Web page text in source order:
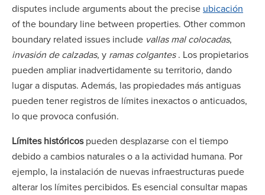
disputes include arguments about the precise ubicación
of the boundary line between properties. Other common
boundary related issues include vallas mal colocadas,
invasión de calzadas, y ramas colgantes. Los propietarios
pueden ampliar inadvertidamente su territorio, dando
lugar a disputas. Además, las propiedades más antiguas
pueden tener registros de límites inexactos o anticuados,
lo que provoca confusión.
Límites históricospueden desplazarse con el tiempo
debido a cambios naturales o a la actividad humana. Por
ejemplo, la instalación de nuevas infraestructuras puede
alterar los límites percibidos. Es esencial consultar mapas